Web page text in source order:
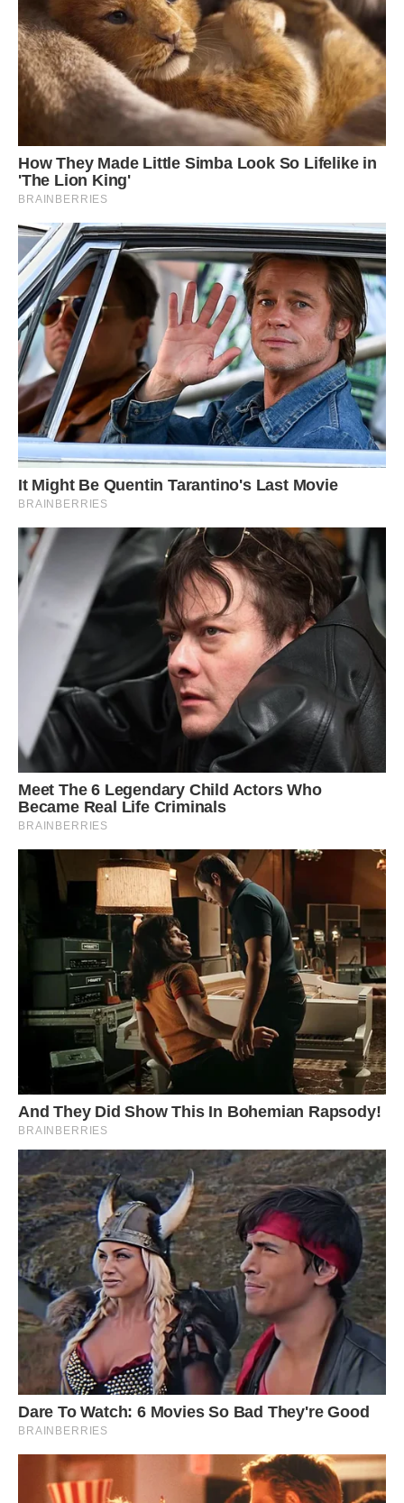
***
Христина, найкраща на Землі,
Хай Дарує Ангел гарну долю!
Обминають хай тебе жалі.
А душа наповниться любов’ю.
Радості, тепла, щасливих літ,
Захисту Господнього, святого.
Добрим буде хай для тебе світ,
Самого найкращого усього!